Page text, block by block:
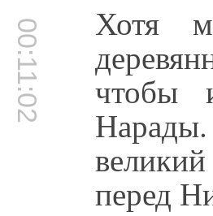
00:11:02 Хотя
чтобы
перед